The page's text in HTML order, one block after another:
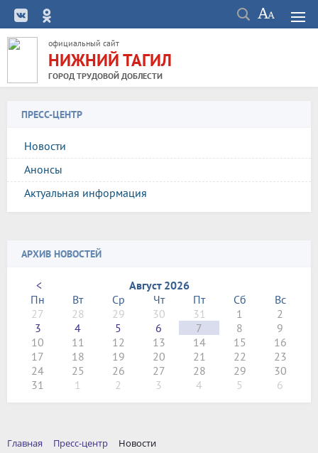
официальный сайт
НИЖНИЙ ТАГИЛ
ГОРОД ТРУДОВОЙ ДОБЛЕСТИ
ПРЕСС-ЦЕНТР
Новости
Анонсы
Актуальная информация
АРХИВ НОВОСТЕЙ
<
Август 2026
Пн
Вт Ср Чт Пт Сб
Вс
27
28 29 30 31 1
2
3
4 5 6 7 8
9
10
11 12 13 14 15
16
17
18 19 20 21 22
23
24
25 26 27 28 29
30
31
1 2 3 4 5 6
Главная Пресс-центр Новости